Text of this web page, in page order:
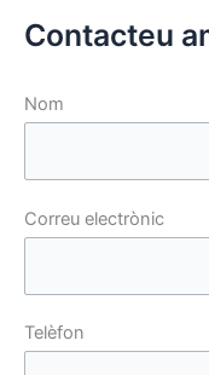
Contacteu
Nom
Correu electrònic
Telèfon